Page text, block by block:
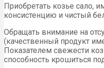
Приобретать козье сало,
консистенцию и чистый
Обращать внимание на
(качественный продукт
Показателем свежести
способность крошиться